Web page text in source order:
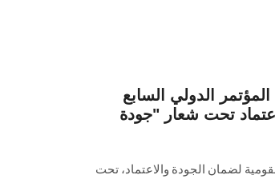
الدولي السابع
تحت شعار "جودة
لضمان الجودة والاعتماد، تحت